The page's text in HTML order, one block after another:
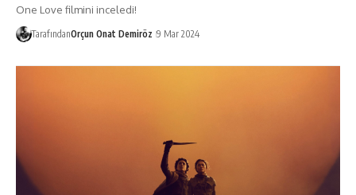
One Love filmini inceledi!
TarafındanOrçun Onat Demiröz 9 Mar 2024